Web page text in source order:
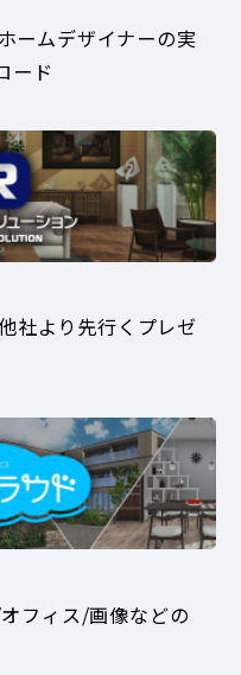
ームデザイナーの実
ード
社より先行くプレゼ
フィス/画像などの